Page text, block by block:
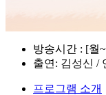
방송시간 : [월
출연: 김성신 /
프로그램 소개